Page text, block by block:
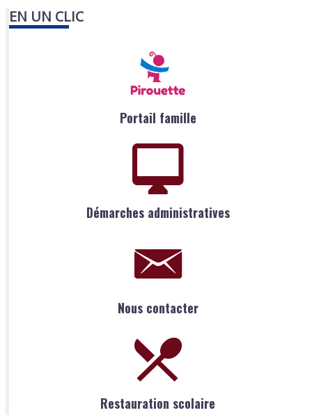
EN UN CLIC
Portail famille
Démarches administratives
Nous contacter
Restauration scolaire